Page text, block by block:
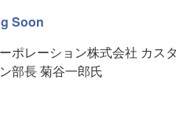
Soon
ポレーション株式会社 カスタ
部長 菊谷一郎氏